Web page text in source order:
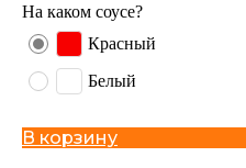
На каком соусе?
Красный
Белый
В корзину